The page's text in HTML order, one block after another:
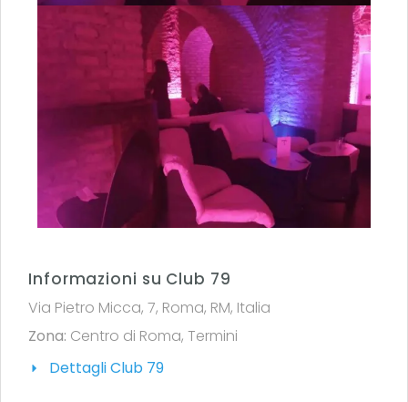
Informazioni su Club 79
Via Pietro Micca, 7, Roma, RM, Italia
Zona: Centro di Roma, Termini
Dettagli Club 79